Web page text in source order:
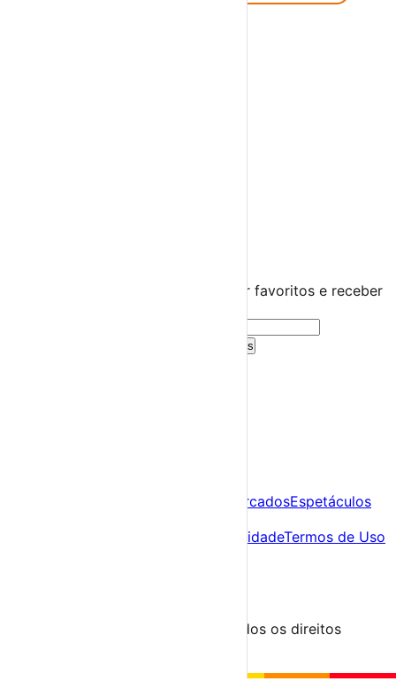
Cria uma conta gratuita para guardar favoritos e receber
Criar Conta Grátis
Feiras e MercadosEspetáculos
Política de PrivacidadeTermos de Uso
© 2023-2026 aondevamos.pt — Todos os direitos